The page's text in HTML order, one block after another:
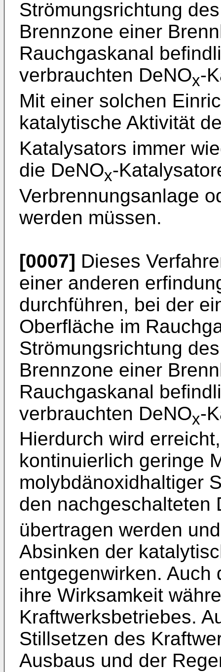
Strömungsrichtung
Brennzone einer
Rauchgaskanal
verbrauchten DeNOx-
Mit einer solchen
katalytische Aktivität
Katalysators immer
die DeNOx-
Verbrennungsanlage
werden müssen.
[0007] Dieses
einer anderen
durchführen, bei der
Oberfläche im
Strömungsrichtung
Brennzone einer
Rauchgaskanal
verbrauchten DeNOx-
Hierdurch wird
kontinuierlich geringe
molybdänoxidhaltiger
den nachgeschalteten
übertragen werden
Absinken der
entgegenwirken. Auch
ihre Wirksamkeit
Kraftwerksbetriebes.
Stillsetzen des
Ausbaus und der